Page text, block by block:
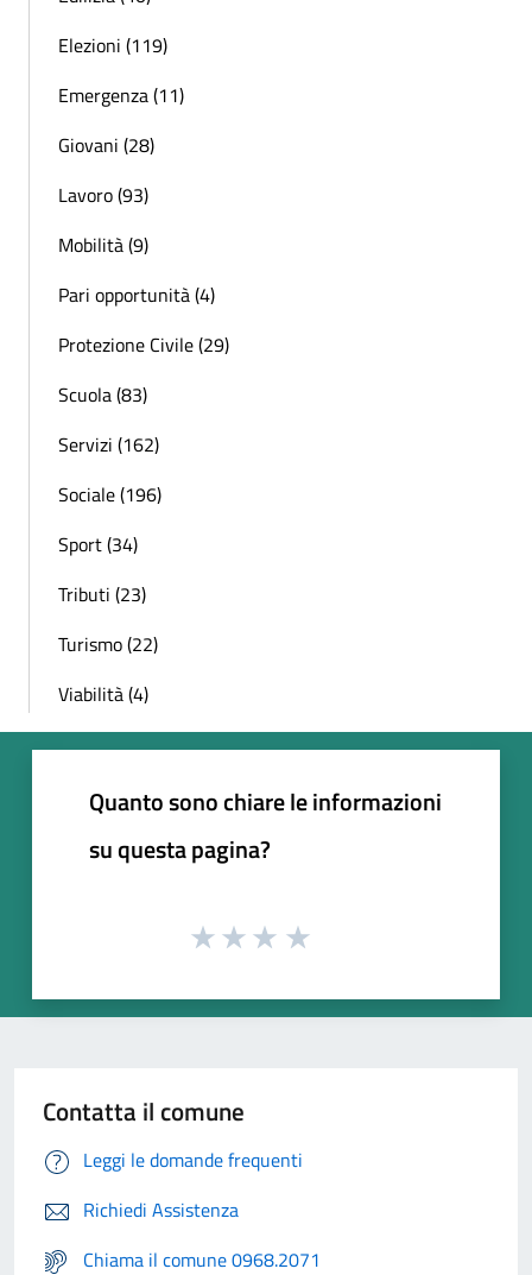
Elezioni (119)
Emergenza (11)
Giovani (28)
Lavoro (93)
Mobilità (9)
Pari opportunità (4)
Protezione Civile (29)
Scuola (83)
Servizi (162)
Sociale (196)
Sport (34)
Tributi (23)
Turismo (22)
Viabilità (4)
Quanto sono chiare le informazioni
su questa pagina?
Contatta il comune
Leggi le domande frequenti
Richiedi Assistenza
Chiama il comune 0968.2071